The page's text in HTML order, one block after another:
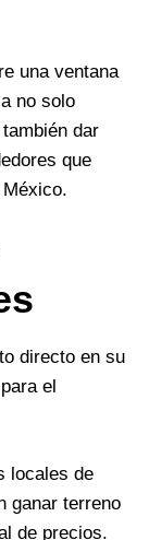
una ventana
no solo
dar
que
directo en su
el
locales de
ganar terreno
de precios.